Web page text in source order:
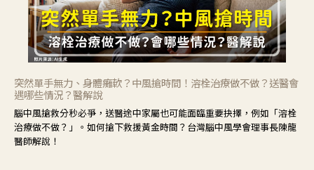
突然單手無力、身體癱軟？中風搶時間！溶栓治療做不做？送醫會
遇哪些情況？醫解說
腦中風搶救分秒必爭，送醫途中家屬也可能面臨重要抉擇，例如「溶栓
治療做不做？」。如何搶下救援黃金時間？台灣腦中風學會理事長陳龍
醫師解說！